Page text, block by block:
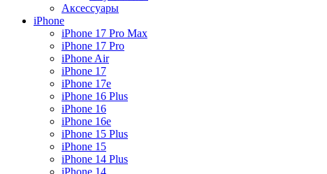
Аксессуары
iPhone
iPhone 17 Pro Max
iPhone 17 Pro
iPhone Air
iPhone 17
iPhone 17e
iPhone 16 Plus
iPhone 16
iPhone 16e
iPhone 15 Plus
iPhone 15
iPhone 14 Plus
iPhone 14